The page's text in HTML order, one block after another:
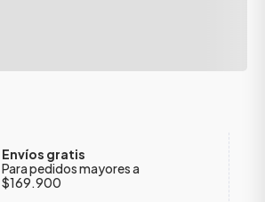
Envíos gratis
Para pedidos mayores a
$169.900